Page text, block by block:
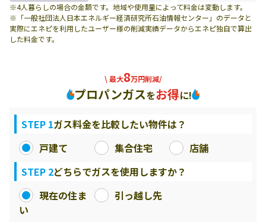
※4人暮らしの場合の金額です。地域や使用量によって料金は変動します。
※「一般社団法人日本エネルギー経済研究所石油情報センター」のデータと
実際にエネピを利用したユーザー様の削減実績データからエネピ独自で算出
した料金です。
\ 最大8万円削減/
プロパンガスをお得に!
STEP 1ガス料金を比較したい物件は？
戸建て
集合住宅
店舗
STEP 2どちらでガスを使用しますか？
現在の住ま
い
引っ越し先